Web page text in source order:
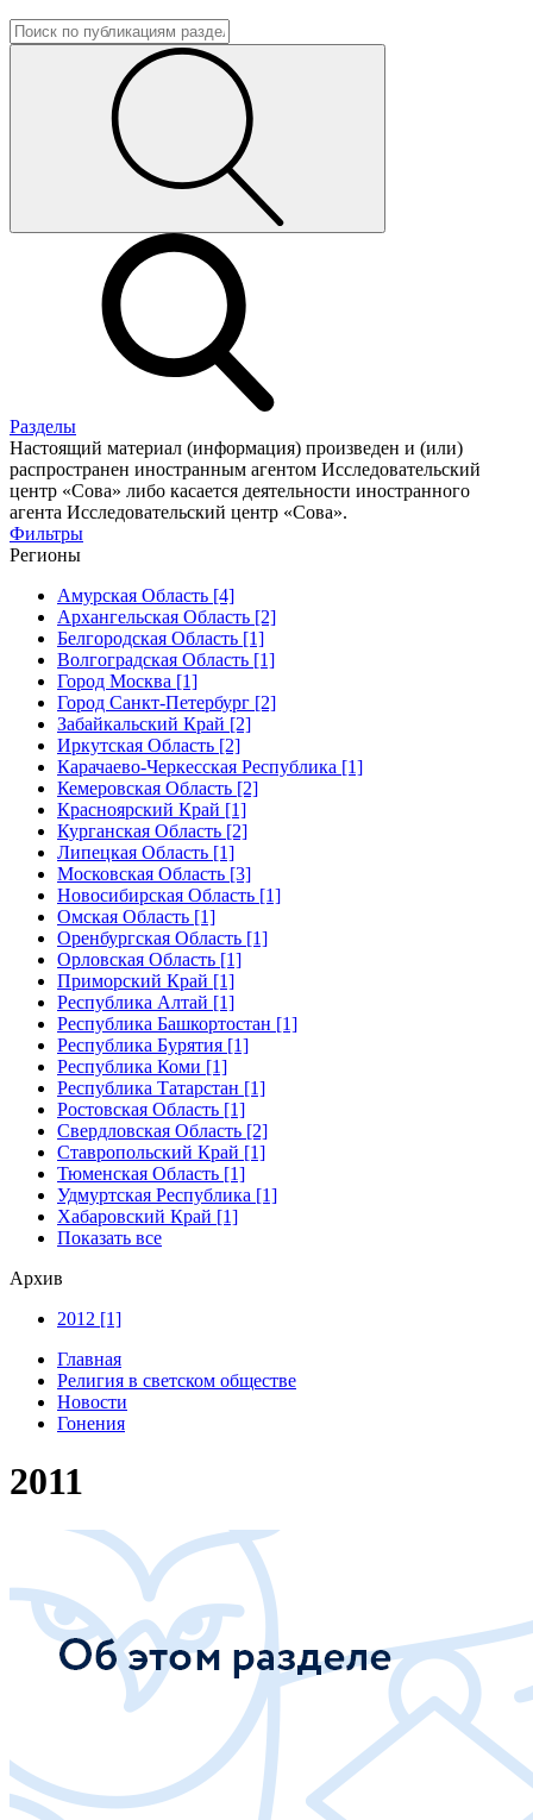
Разделы
Настоящий материал (информация) произведен и (или)
распространен иностранным агентом Исследовательский
центр «Сова» либо касается деятельности иностранного
агента Исследовательский центр «Сова».
Фильтры
Регионы
Амурская Область [4]
Архангельская Область [2]
Белгородская Область [1]
Волгоградская Область [1]
Город Москва [1]
Город Санкт-Петербург [2]
Забайкальский Край [2]
Иркутская Область [2]
Карачаево-Черкесская Республика [1]
Кемеровская Область [2]
Красноярский Край [1]
Курганская Область [2]
Липецкая Область [1]
Московская Область [3]
Новосибирская Область [1]
Омская Область [1]
Оренбургская Область [1]
Орловская Область [1]
Приморский Край [1]
Республика Алтай [1]
Республика Башкортостан [1]
Республика Бурятия [1]
Республика Коми [1]
Республика Татарстан [1]
Ростовская Область [1]
Свердловская Область [2]
Ставропольский Край [1]
Тюменская Область [1]
Удмуртская Республика [1]
Хабаровский Край [1]
Показать все
Архив
2012 [1]
Главная
Религия в светском обществе
Новости
Гонения
2011